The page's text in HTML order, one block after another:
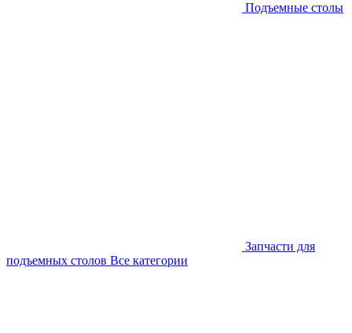
Подъемные столы
Запчасти для
подъемных столов Все категории